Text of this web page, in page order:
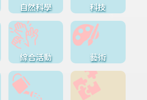
自然科學 科技
綜合活動 藝術